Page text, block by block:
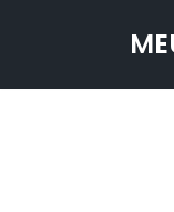
para